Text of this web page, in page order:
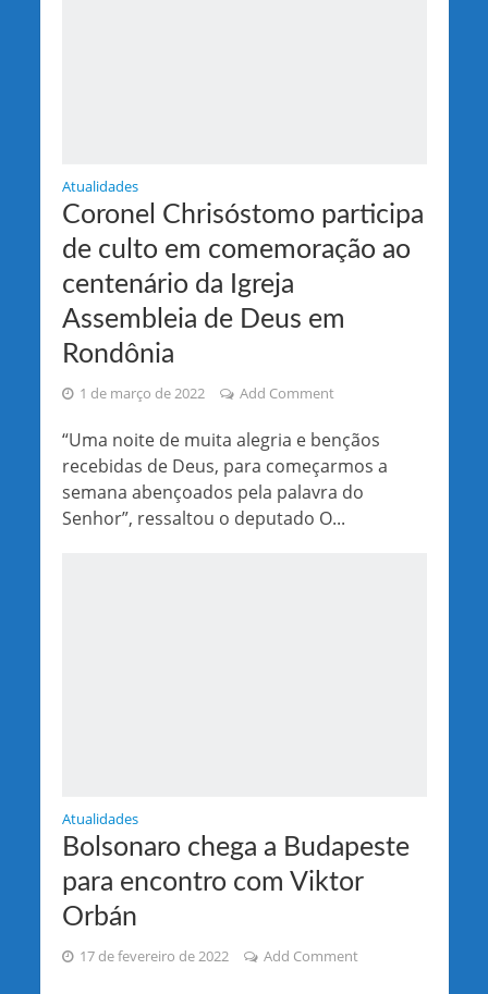
Atualidades
Coronel Chrisóstomo participa
de culto em comemoração ao
centenário da Igreja
Assembleia de Deus em
Rondônia
1 de março de 2022 Add Comment
“Uma noite de muita alegria e bençãos
recebidas de Deus, para começarmos a
semana abençoados pela palavra do
Senhor”, ressaltou o deputado O...
Atualidades
Bolsonaro chega a Budapeste
para encontro com Viktor
Orbán
17 de fevereiro de 2022 Add Comment